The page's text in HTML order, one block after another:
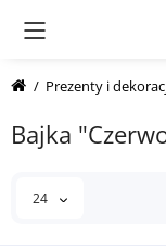
Prezenty i
Bajka
24